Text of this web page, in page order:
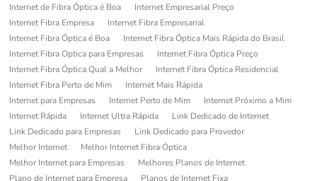
Internet de Fibra Óptica é Boa
Internet Empresarial Preço
Internet Fibra Empresa
Internet Fibra Empresarial
Internet Fibra Óptica é Boa
Internet Fibra Óptica Mais Rápida do Brasil
Internet Fibra Optica para Empresas
Internet Fibra Óptica Preço
Internet Fibra Óptica Qual a Melhor
Internet Fibra Óptica Residencial
Internet Fibra Perto de Mim
Internet Mais Rápida
Internet para Empresas
Internet Perto de Mim
Internet Próximo a Mim
Internet Rápida
Internet Ultra Rápida
Link Dedicado de Internet
Link Dedicado para Empresas
Link Dedicado para Provedor
Melhor Internet
Melhor Internet Fibra Óptica
Melhor Internet para Empresas
Melhores Planos de Internet
Plano de Internet para Empresa
Planos de Internet Fixa